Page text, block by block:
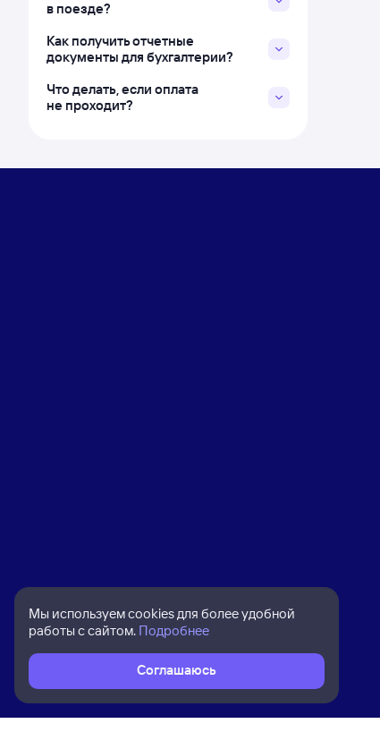
в поезде?
Как получить отчетные
документы для бухгалтерии?
Что делать, если оплата
не проходит?
Мы используем cookies для более удобной
работы с сайтом. Подробнее
Соглашаюсь